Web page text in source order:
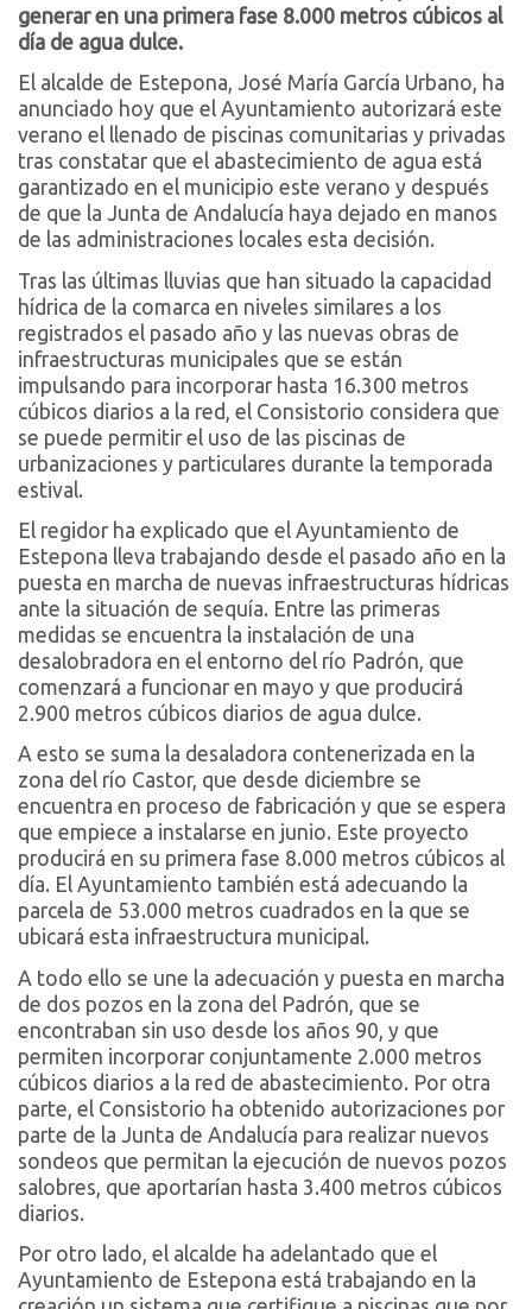
generar en una primera fase 8.000 metros cúbicos al
día de agua dulce.
El alcalde de Estepona, José María García Urbano, ha
anunciado hoy que el Ayuntamiento autorizará este
verano el llenado de piscinas comunitarias y privadas
tras constatar que el abastecimiento de agua está
garantizado en el municipio este verano y después
de que la Junta de Andalucía haya dejado en manos
de las administraciones locales esta decisión.
Tras las últimas lluvias que han situado la capacidad
hídrica de la comarca en niveles similares a los
registrados el pasado año y las nuevas obras de
infraestructuras municipales que se están
impulsando para incorporar hasta 16.300 metros
cúbicos diarios a la red, el Consistorio considera que
se puede permitir el uso de las piscinas de
urbanizaciones y particulares durante la temporada
estival.
El regidor ha explicado que el Ayuntamiento de
Estepona lleva trabajando desde el pasado año en la
puesta en marcha de nuevas infraestructuras hídricas
ante la situación de sequía. Entre las primeras
medidas se encuentra la instalación de una
desalobradora en el entorno del río Padrón, que
comenzará a funcionar en mayo y que producirá
2.900 metros cúbicos diarios de agua dulce.
A esto se suma la desaladora contenerizada en la
zona del río Castor, que desde diciembre se
encuentra en proceso de fabricación y que se espera
que empiece a instalarse en junio. Este proyecto
producirá en su primera fase 8.000 metros cúbicos al
día. El Ayuntamiento también está adecuando la
parcela de 53.000 metros cuadrados en la que se
ubicará esta infraestructura municipal.
A todo ello se une la adecuación y puesta en marcha
de dos pozos en la zona del Padrón, que se
encontraban sin uso desde los años 90, y que
permiten incorporar conjuntamente 2.000 metros
cúbicos diarios a la red de abastecimiento. Por otra
parte, el Consistorio ha obtenido autorizaciones por
parte de la Junta de Andalucía para realizar nuevos
sondeos que permitan la ejecución de nuevos pozos
salobres, que aportarían hasta 3.400 metros cúbicos
diarios.
Por otro lado, el alcalde ha adelantado que el
Ayuntamiento de Estepona está trabajando en la